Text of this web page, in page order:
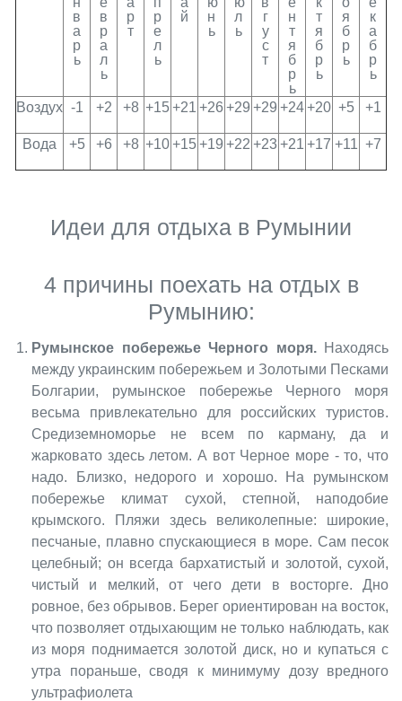
в
а
р
ь
в
р
а
л
ь
р
т
р
е
л
ь
й
н
ь
л
ь
г
у
с
т
н
т
я
б
р
ь
т
я
б
р
ь
я
б
р
ь
к
а
б
р
ь
Воздух -1 +2 +8 +15+21 +26 +29 +29 +24+20 +5 +1
Вода +5 +6 +8 +10+15+19 +22 +23 +21 +17 +11 +7
Идеи для отдыха в Румынии
4 причины поехать на отдых в
Румынию:
Румынское побережье Черного моря. Находясь
между украинским побережьем и Золотыми Песками
Болгарии, румынское побережье Черного моря
весьма привлекательно для российских туристов.
Средиземноморье не всем по карману, да и
жарковато здесь летом. А вот Черное море - то, что
надо. Близко, недорого и хорошо. На румынском
побережье климат сухой, степной, наподобие
крымского. Пляжи здесь великолепные: широкие,
песчаные, плавно спускающиеся в море. Сам песок
целебный; он всегда бархатистый и золотой, сухой,
чистый и мелкий, от чего дети в восторге. Дно
ровное, без обрывов. Берег ориентирован на восток,
что позволяет отдыхающим не только наблюдать, как
из моря поднимается золотой диск, но и купаться с
утра пораньше, сводя к минимуму дозу вредного
ультрафиолета